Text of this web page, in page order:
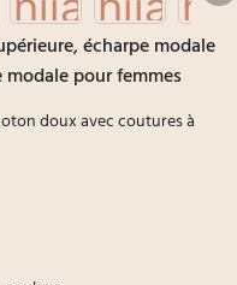
écharpe modale
pour femmes
doux avec coutures à